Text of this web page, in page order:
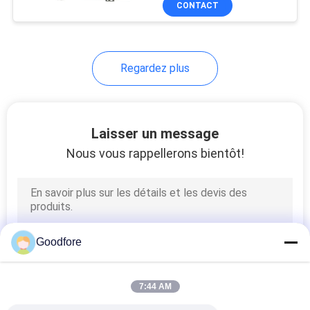
tissage de rapière
Métier à tisser
automatique de
navette
CONTACT
Regardez plus
Laisser un message
Nous vous rappellerons bientôt!
Goodfore
7:44 AM